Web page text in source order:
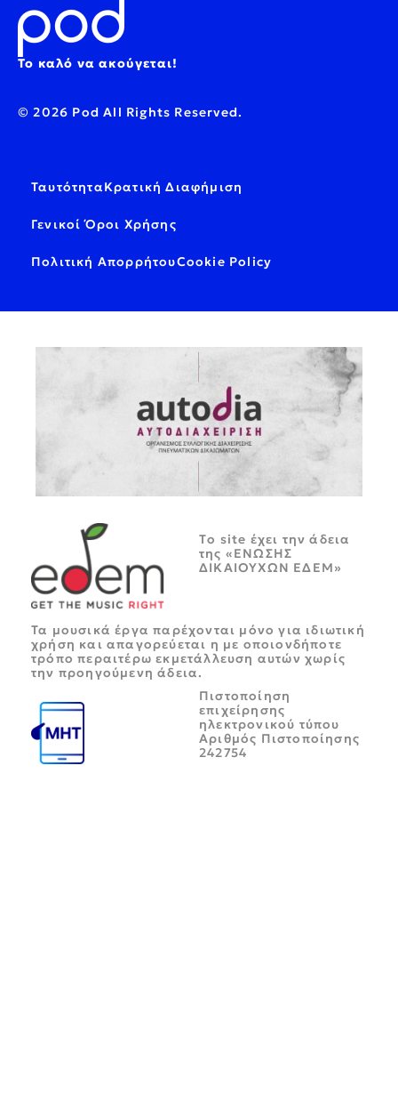
Το καλό να ακούγεται!
© 2026 Pod All Rights Reserved.
ΤαυτότηταΚρατική Διαφήμιση
Γενικοί Όροι Χρήσης
Πολιτική ΑπορρήτουCookie Policy
Tο site έχει την άδεια
της «ΕΝΩΣΗΣ
ΔΙΚΑΙΟΥΧΩΝ ΕΔΕΜ»
Τα μουσικά έργα παρέχονται μόνο για ιδιωτική
χρήση και απαγορεύεται η με οποιονδήποτε
τρόπο περαιτέρω εκμετάλλευση αυτών χωρίς
την προηγούμενη άδεια.
Πιστοποίηση
επιχείρησης
ηλεκτρονικού τύπου
Αριθμός Πιστοποίησης
242754